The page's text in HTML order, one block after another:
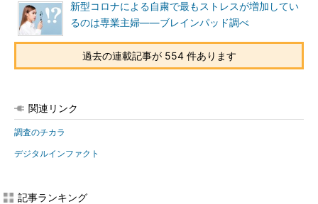
新型コロナによる自粛で最もストレスが増加してい
るのは専業主婦――ブレインパッド調べ
過去の連載記事が 554 件あります
関連リンク
調査のチカラ
デジタルインファクト
記事ランキング